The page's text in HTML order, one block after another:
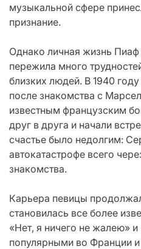
музыкальной сфере
признание.
Однако личная жизнь
пережила много
близких людей. В 1940
после знакомства с
известным французским
друг в друга и начали
счастье было недолгим:
автокатастрофе всего
знакомства.
Карьера певицы
становилась все более
«Нет, я ничего не жалею» и
популярными во Франции